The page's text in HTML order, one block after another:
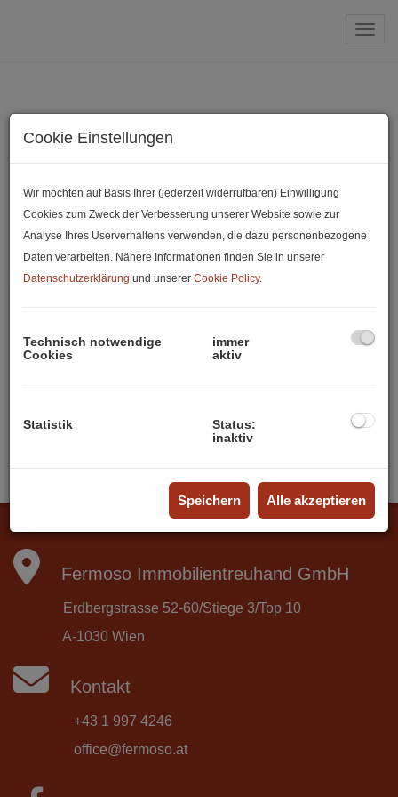
Unsere Formulare
Muster-Widerrufsformular.pdf
Nebenkosten Miete.pdf
Kaufanbot.pdf
Alleinvermittlungsauftrag.pdf
Fermoso Immobilientreuhand GmbH
Erdbergstrasse 52-60/Stiege 3/Top 10
A-1030 Wien
Kontakt
+43 1 997 4246
office@fermoso.at
Cookie Einstellungen
Wir möchten auf Basis Ihrer (jederzeit widerrufbaren) Einwilligung
Cookies zum Zweck der Verbesserung unserer Website sowie zur
Analyse Ihres Userverhaltens verwenden, die dazu personenbezogene
Daten verarbeiten. Nähere Informationen finden Sie in unserer
Datenschutzerklärung und unserer Cookie Policy.
Technisch notwendige
Cookies
immer
aktiv
Statistik
Status:
inaktiv
Speichern Alle akzeptieren